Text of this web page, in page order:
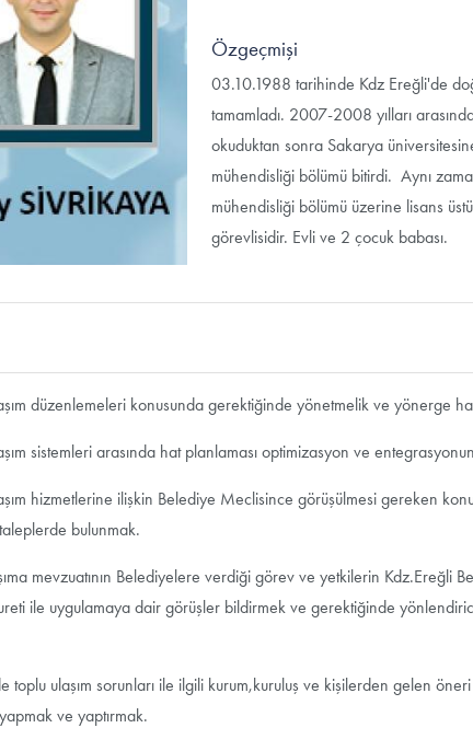
Özgeçmişi
03.10.1988 tarihinde Kdz Ereğli'de
tamamladı. 2007-2008 yılları
okuduktan sonra Sakarya
mühendisliği bölümü bitirdi. Aynı
mühendisliği bölümü üzerine lisans
görevlisidir. Evli ve 2 çocuk babası.
düzenlemeleri konusunda gerektiğinde yönetmelik ve yönerge
sistemleri arasında hat planlaması optimizasyon ve
hizmetlerine ilişkin Belediye Meclisince görüşülmesi gereken
bulunmak.
mevzuatının Belediyelere verdiği görev ve yetkilerin Kdz.Ereğli
ile uygulamaya dair görüşler bildirmek ve gerektiğinde
ulaşım sorunları ile ilgili kurum,kuruluş ve kişilerden gelen
ve yaptırmak.